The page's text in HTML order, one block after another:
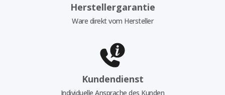
Herstellergarantie
Ware direkt vom Hersteller
Kundendienst
Individuelle Ansprache des Kunden